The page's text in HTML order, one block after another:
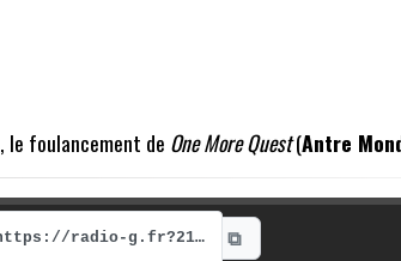
, le foulancement de One More Quest(Antre
https://radio-g.fr?21321 ⧉